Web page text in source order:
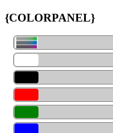
{COLORPANEL}